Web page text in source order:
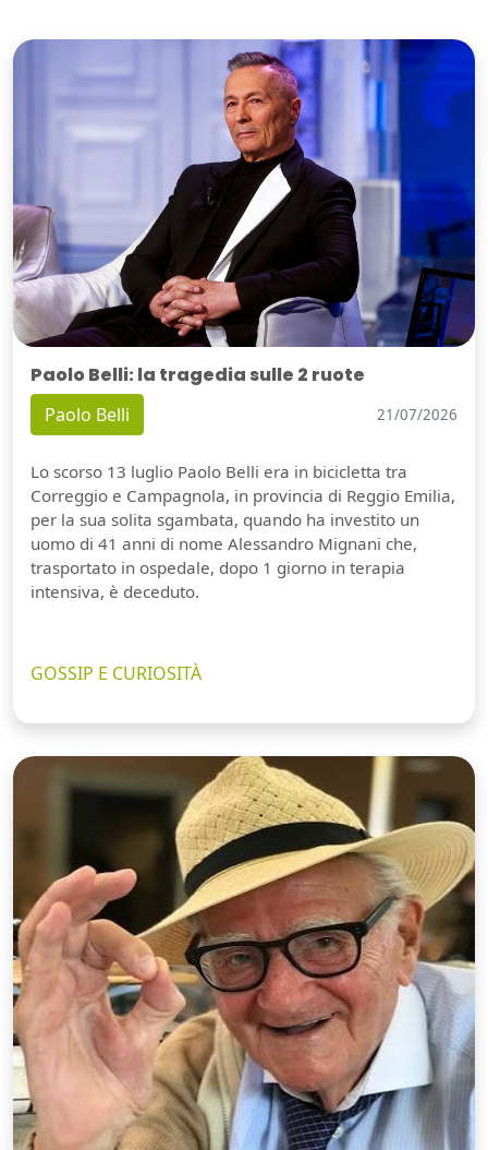
Paolo Belli: la tragedia sulle 2 ruote
Paolo Belli 21/07/2026
Lo scorso 13 luglio Paolo Belli era in bicicletta tra
Correggio e Campagnola, in provincia di Reggio Emilia,
per la sua solita sgambata, quando ha investito un
uomo di 41 anni di nome Alessandro Mignani che,
trasportato in ospedale, dopo 1 giorno in terapia
intensiva, è deceduto.
GOSSIP E CURIOSITÀ